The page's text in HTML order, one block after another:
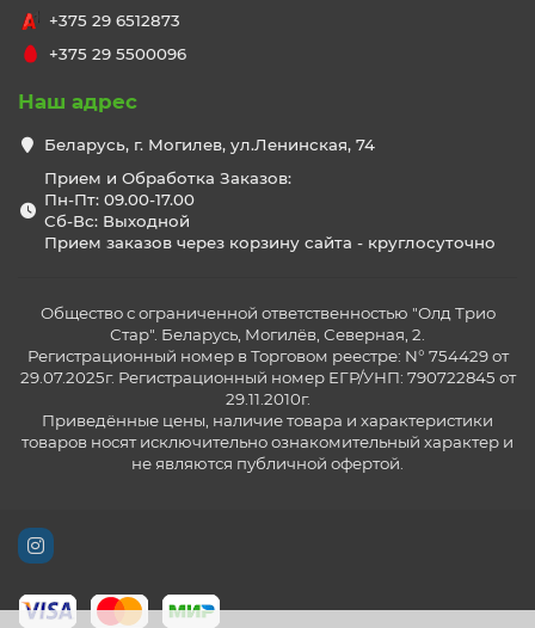
+375 29 6512873
+375 29 5500096
Наш адрес
Беларусь, г. Могилев, ул.Ленинская, 74
Прием и Обработка Заказов:
Пн-Пт: 09.00-17.00
Сб-Вс: Выходной
Прием заказов через корзину сайта - круглосуточно
Общество с ограниченной ответственностью "Олд Трио
Стар". Беларусь, Могилёв, Северная, 2.
Регистрационный номер в Торговом реестре: N° 754429 от
29.07.2025г. Регистрационный номер ЕГР/УНП: 790722845 от
29.11.2010г.
Приведённые цены, наличие товара и характеристики
товаров носят исключительно ознакомительный характер и
не являются публичной офертой.